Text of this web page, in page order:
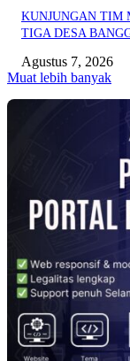
KUNJUNGAN TIM
TIGA DESA
Agustus 7, 2026
Muat lebih banyak